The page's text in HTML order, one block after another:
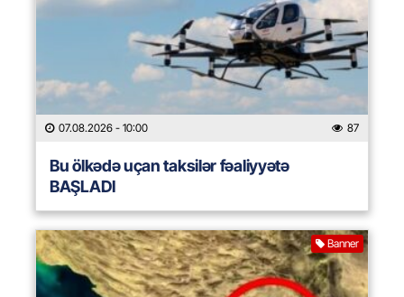
07.08.2026 - 10:00 87
Bu ölkədə uçan taksilər fəaliyyətə
BAŞLADI
Banner